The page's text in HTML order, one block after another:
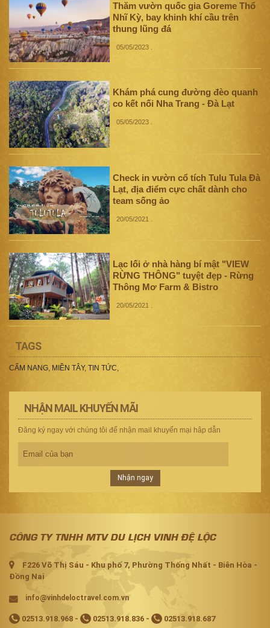
Thăm vườn quốc gia Goreme Thổ
Nhĩ Kỳ, bay khinh khí cầu trên
thung lũng đá
05/05/2023
Khám phá cung đường đèo quanh
co kết nối Nha Trang - Đà Lạt
05/05/2023
Check in vườn cổ tích Tulu Tula Đà
Lạt, địa điểm cực chất dành cho
team sống ảo
20/05/2021
Lạc lối ở nhà hàng bí mật "VIEW
RỪNG THÔNG" tuyệt đẹp - Rừng
Thông Mơ Farm & Bistro
20/05/2021
TAGS
CẨM NANG, MIỀN TÂY, TIN TỨC,
NHẬN MAIL KHUYẾN MÃI
Đăng ký ngay với chúng tôi để nhận mail khuyến mại hâp dẫn
Nhận ngay
CÔNG TY TNHH MTV DU LỊCH VINH ĐỆ LỘC
F226 Võ Thị Sáu - Khu phố 7, Phường Thống Nhất - Biên Hòa -
Đồng Nai
info@vinhdeloctravel.com.vn
02513.918.968 - 02513.918.836 - 02513.918.687